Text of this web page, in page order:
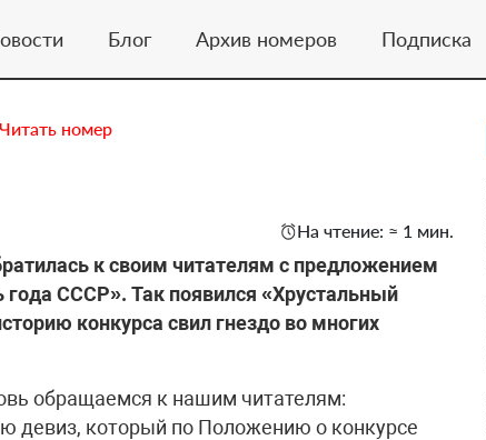
Блог Архив номеров Подписка
Читать номер
На чтение: ≈ 1 мин.
к своим читателям с предложением
СССР». Так появился «Хрустальный
конкурса свил гнездо во многих
обращаемся к нашим читателям:
девиз, который по Положению о конкурсе